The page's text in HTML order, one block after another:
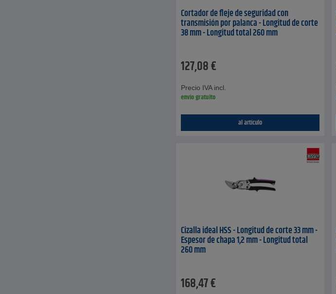
Cortador de fleje de seguridad con
transmisión por palanca - Longitud de corte
38 mm - Longitud total 260 mm
127,08€
Precio IVA incl.
envío gratuito
al artículo
Cizalla ideal HSS - Longitud de corte 33 mm -
Espesor de chapa 1,2 mm - Longitud total
260 mm
168,47€